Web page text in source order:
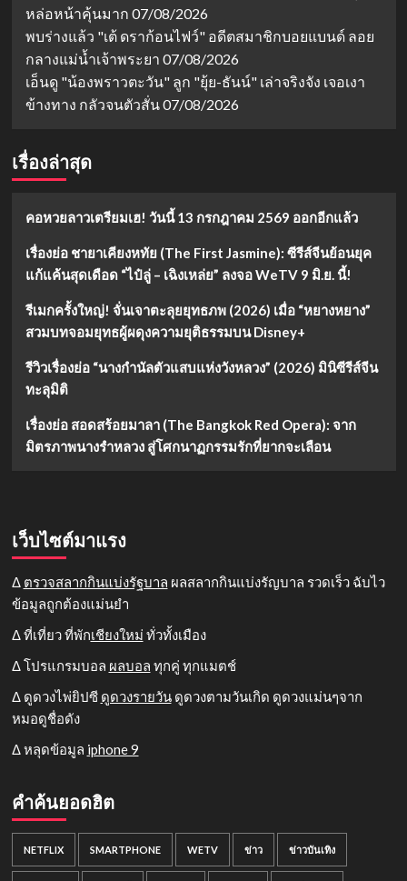
หล่อหน้าคุ้นมาก 07/08/2026
พบร่างแล้ว "เต้ ดราก้อนไฟว์" อดีตสมาชิกบอยแบนด์ ลอย
กลางแม่น้ำเจ้าพระยา 07/08/2026
เอ็นดู "น้องพราวตะวัน" ลูก "ยุ้ย-ธันน์" เล่าจริงจัง เจอเงา
ข้างทาง กลัวจนตัวสั่น07/08/2026
เรื่องล่าสุด
คอหวยลาวเตรียมเฮ! วันนี้ 13 กรกฎาคม 2569 ออกอีกแล้ว
เรื่องย่อ ชายาเคียงหทัย (The First Jasmine): ซีรีส์จีนย้อนยุค
แก้แค้นสุดเดือด “ไป๋ลู่ – เฉิงเหล่ย” ลงจอ WeTV 9 มิ.ย. นี้!
รีเมกครั้งใหญ่! จั่นเจาตะลุยยุทธภพ (2026) เมื่อ “หยางหยาง”
สวมบทจอมยุทธผู้ผดุงความยุติธรรมบน Disney+
รีวิวเรื่องย่อ “นางกำนัลตัวแสบแห่งวังหลวง” (2026) มินิซีรีส์จีน
ทะลุมิติ
เรื่องย่อ สอดสร้อยมาลา (The Bangkok Red Opera): จาก
มิตรภาพนางรำหลวง สู่โศกนาฏกรรมรักที่ยากจะเลือน
เว็บไซต์มาแรง
Δ ตรวจสลากกินแบ่งรัฐบาล ผลสลากกินแบ่งรัญบาล รวดเร็ว ฉับไว
ข้อมูลถูกต้องแม่นยำ
Δ ที่เที่ยว ที่พักเชียงใหม่ ทั่วทั้งเมือง
Δ โปรแกรมบอล ผลบอล ทุกคู่ ทุกแมตช์
Δ ดูดวงไพ่ยิปซี ดูดวงรายวันดูดวงตามวันเกิด ดูดวงแม่นๆจาก
หมอดูชื่อดัง
Δ หลุดข้อมูล iphone 9
คำค้นยอดฮิต
NETFLIX SMARTPHONE WETV ข่าว ข่าวบันเทิง